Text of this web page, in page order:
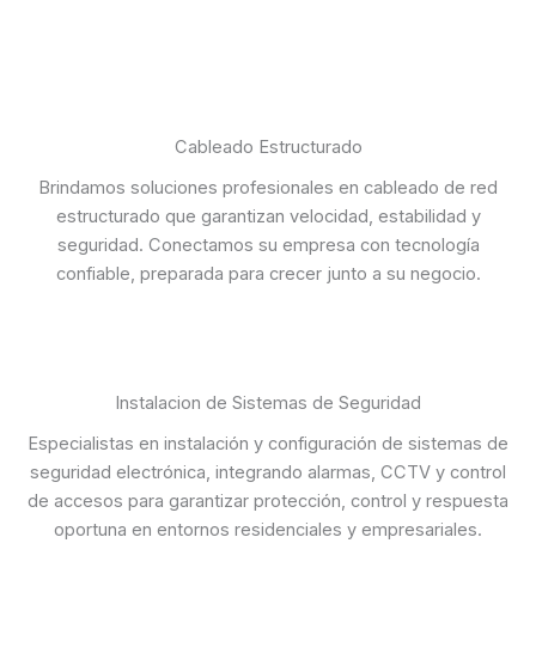
Cableado Estructurado
Brindamos soluciones profesionales en cableado de red
estructurado que garantizan velocidad, estabilidad y
seguridad. Conectamos su empresa con tecnología
confiable, preparada para crecer junto a su negocio.
Instalacion de Sistemas de Seguridad
Especialistas en instalación y configuración de sistemas de
seguridad electrónica, integrando alarmas, CCTV y control
de accesos para garantizar protección, control y respuesta
oportuna en entornos residenciales y empresariales.